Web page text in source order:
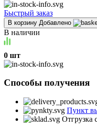
Быстрый заказ
В корзину Добавлено
В наличии
0 шт
Способы получения
Пункт
Отгрузка